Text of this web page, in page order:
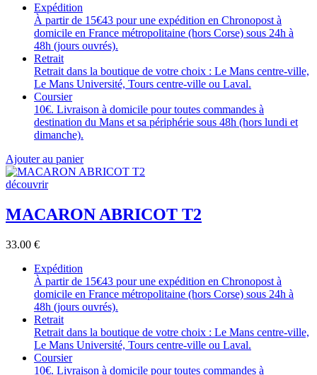
Expédition
À partir de 15€43 pour une expédition en Chronopost à
domicile en France métropolitaine (hors Corse) sous 24h à
48h (jours ouvrés).
Retrait
Retrait dans la boutique de votre choix : Le Mans centre-ville,
Le Mans Université, Tours centre-ville ou Laval.
Coursier
10€. Livraison à domicile pour toutes commandes à
destination du Mans et sa périphérie sous 48h (hors lundi et
dimanche).
Ajouter au panier
découvrir
MACARON ABRICOT T2
33.00 €
Expédition
À partir de 15€43 pour une expédition en Chronopost à
domicile en France métropolitaine (hors Corse) sous 24h à
48h (jours ouvrés).
Retrait
Retrait dans la boutique de votre choix : Le Mans centre-ville,
Le Mans Université, Tours centre-ville ou Laval.
Coursier
10€. Livraison à domicile pour toutes commandes à